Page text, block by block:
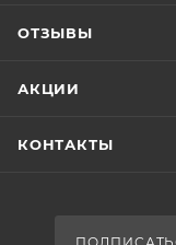
ОТЗЫВЫ
АКЦИИ
КОНТАКТЫ